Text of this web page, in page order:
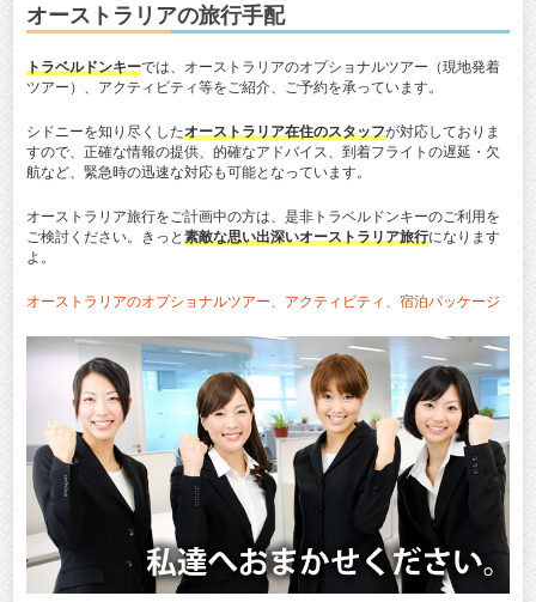
オーストラリアの旅行手配
トラベルドンキーでは、オーストラリアのオプショナルツアー（現地発着
ツアー）、アクティビティ等をご紹介、ご予約を承っています。
シドニーを知り尽くしたオーストラリア在住のスタッフが対応しておりま
すので、正確な情報の提供、的確なアドバイス、到着フライトの遅延・欠
航など、緊急時の迅速な対応も可能となっています。
オーストラリア旅行をご計画中の方は、是非トラベルドンキーのご利用を
ご検討ください。きっと 素敵な思い出深いオーストラリア旅行になります
よ。
オーストラリアのオプショナルツアー、アクティビティ、宿泊パッケージ